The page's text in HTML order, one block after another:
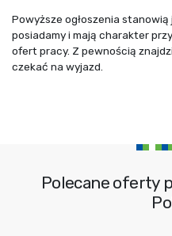
Powyższe ogłoszenia
posiadamy i mają charakter
ofert pracy. Z pewnością
czekać na wyjazd.
Polecane oferty